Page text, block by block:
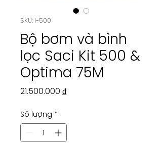
SKU: I-500
Bộ bơm và bình
lọc Saci Kit 500 &
Optima 75M
21.500.000 ₫Giá
Số lượng *